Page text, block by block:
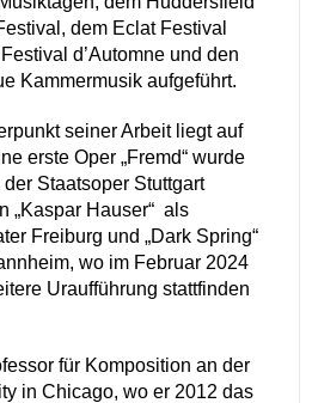
dem Eclat Festival
d’Automne und den
Kammermusik aufgeführt.
seiner Arbeit liegt auf
erste Oper „Fremd“ wurde
Staatsoper Stuttgart
„Kaspar Hauser“ als
Freiburg und „Dark Spring“
wo im Februar 2024
Uraufführung stattfinden
für Komposition an der
in Chicago, wo er 2012 das